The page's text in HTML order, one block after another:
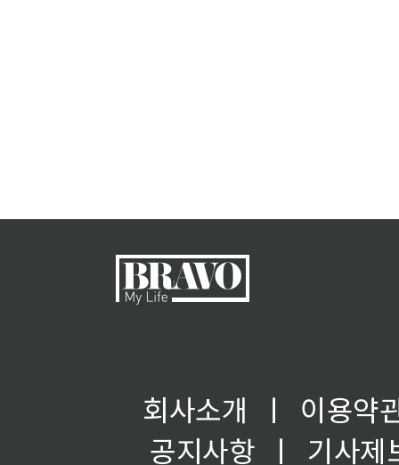
회사소개 ㅣ
이용약
공지사항
ㅣ
기사제